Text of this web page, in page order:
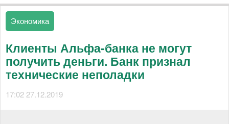
Экономика
Клиенты Альфа-банка не могут
получить деньги. Банк признал
технические неполадки
17:02 27.12.2019